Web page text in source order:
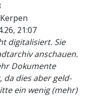
21:07
digitalisiert. Sie
anschauen.
Dokumente
dies aber geld-
ein wenig (mehr)